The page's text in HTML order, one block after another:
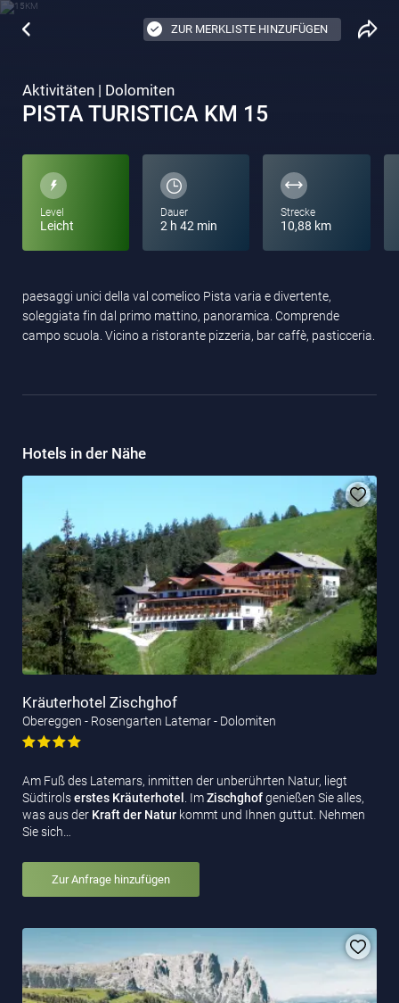
ZUR MERKLISTE HINZUFÜGEN
Aktivitäten | Dolomiten
PISTA TURISTICA KM 15
Level
Leicht
Dauer
2 h 42 min
Strecke
10,88 km
paesaggi unici della val comelico Pista varia e divertente,
soleggiata fin dal primo mattino, panoramica. Comprende
campo scuola. Vicino a ristorante pizzeria, bar caffè, pasticceria.
Hotels in der Nähe
Kräuterhotel Zischghof
Obereggen - Rosengarten Latemar - Dolomiten
Am Fuß des Latemars, inmitten der unberührten Natur, liegt
Südtirolserstes Kräuterhotel . ImZischghofgenießen Sie alles,
was aus der Kraft der Natur kommt und Ihnen guttut. Nehmen
Sie sich…
Zur Anfrage hinzufügen